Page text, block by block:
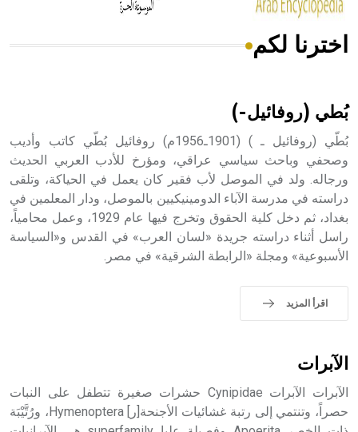
هل تعلم أن الأبسيد كلمة فرنسية اللفظ تم اعتمادها مصطلحاً
- هل تعلم أن أبجر Abgar اسم معروف جيداً يعود إلى عدد من
الملوك الذين حكموا مدينة إديسا (الرها) من أبجر الأول وحتى
التاسع، وهم ينتسبون إلى أسرة أوسروين
اخترنا لكم
بُطي (روفائيل-)
بُطّي (روفائيل ـ ) (1901ـ1956م) روفائيل بُطّي كاتب وأديب
وصحفي وباحث سياسي عراقي، ومؤرخ للأدب العربي الحديث
ورجاله. ولد في الموصل لأب فقير كان يعمل في الحياكة، وتلقى
دراسته في مدرسة الآباء الدومينيكيين بالموصل، ودار المعلمين في
بغداد، ثم دخل كلية الحقوق وتخرج فيها عام 1929، وعمل محامياً،
راسل أثناء دراسته جريدة «لسان العرب» في القدس و«السياسة
الأسبوعية» ومجلة «الرابطة الشرقية» في مصر.
اقرأ المزيد
الآبرات
الآبرات الآبرات Cynipidae حشرات صغيرة تتطفل على النبات
حصراً، وتنتمي إلى رتبة غشائيات الأجنحة[ر] Hymenoptera، ورُتَّيْبَة